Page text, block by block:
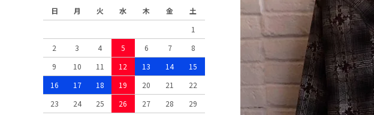
日
月 火 水 木 金
土
1
2
3 4 5 6 7
8
9
10 11 12 13 14
15
16
17 18 19 20 21
22
23
24 25 26 27 28
29